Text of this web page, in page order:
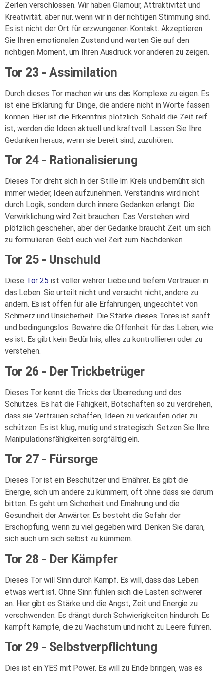
Zeiten verschlossen. Wir haben Glamour, Attraktivität und
Kreativität, aber nur, wenn wir in der richtigen Stimmung sind.
Es ist nicht der Ort für erzwungenen Kontakt. Akzeptieren
Sie Ihren emotionalen Zustand und warten Sie auf den
richtigen Moment, um Ihren Ausdruck vor anderen zu zeigen.
Tor 23 - Assimilation
Durch dieses Tor machen wir uns das Komplexe zu eigen. Es
ist eine Erklärung für Dinge, die andere nicht in Worte fassen
können. Hier ist die Erkenntnis plötzlich. Sobald die Zeit reif
ist, werden die Ideen aktuell und kraftvoll. Lassen Sie Ihre
Gedanken heraus, wenn sie bereit sind, zuzuhören.
Tor 24 - Rationalisierung
Dieses Tor dreht sich in der Stille im Kreis und bemüht sich
immer wieder, Ideen aufzunehmen. Verständnis wird nicht
durch Logik, sondern durch innere Gedanken erlangt. Die
Verwirklichung wird Zeit brauchen. Das Verstehen wird
plötzlich geschehen, aber der Gedanke braucht Zeit, um sich
zu formulieren. Gebt euch viel Zeit zum Nachdenken.
Tor 25 - Unschuld
Diese Tor 25 ist voller wahrer Liebe und tiefem Vertrauen in
das Leben. Sie urteilt nicht und versucht nicht, andere zu
ändern. Es ist offen für alle Erfahrungen, ungeachtet von
Schmerz und Unsicherheit. Die Stärke dieses Tores ist sanft
und bedingungslos. Bewahre die Offenheit für das Leben, wie
es ist. Es gibt kein Bedürfnis, alles zu kontrollieren oder zu
verstehen.
Tor 26 - Der Trickbetrüger
Dieses Tor kennt die Tricks der Überredung und des
Schutzes. Es hat die Fähigkeit, Botschaften so zu verdrehen,
dass sie Vertrauen schaffen, Ideen zu verkaufen oder zu
schützen. Es ist klug, mutig und strategisch. Setzen Sie Ihre
Manipulationsfähigkeiten sorgfältig ein.
Tor 27 - Fürsorge
Dieses Tor ist ein Beschützer und Ernährer. Es gibt die
Energie, sich um andere zu kümmern, oft ohne dass sie darum
bitten. Es geht um Sicherheit und Ernährung und die
Gesundheit der Anwärter. Es besteht die Gefahr der
Erschöpfung, wenn zu viel gegeben wird. Denken Sie daran,
sich auch um sich selbst zu kümmern.
Tor 28 - Der Kämpfer
Dieses Tor will Sinn durch Kampf. Es will, dass das Leben
etwas wert ist. Ohne Sinn fühlen sich die Lasten schwerer
an. Hier gibt es Stärke und die Angst, Zeit und Energie zu
verschwenden. Es drängt durch Schwierigkeiten hindurch. Es
kämpft Kämpfe, die zu Wachstum und nicht zu Leere führen.
Tor 29 - Selbstverpflichtung
Dies ist ein YES mit Power. Es will zu Ende bringen, was es